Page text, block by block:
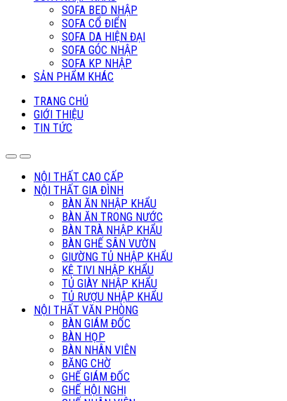
SOFA BED NHẬP
SOFA CỔ ĐIỂN
SOFA DA HIỆN ĐẠI
SOFA GÓC NHẬP
SOFA KP NHẬP
SẢN PHẨM KHÁC
TRANG CHỦ
GIỚI THIỆU
TIN TỨC
NỘI THẤT CAO CẤP
NỘI THẤT GIA ĐÌNH
BÀN ĂN NHẬP KHẨU
BÀN ĂN TRONG NƯỚC
BÀN TRÀ NHẬP KHẨU
BÀN GHẾ SÂN VƯỜN
GIƯỜNG TỦ NHẬP KHẨU
KỆ TIVI NHẬP KHẨU
TỦ GIÀY NHẬP KHẨU
TỦ RƯỢU NHẬP KHẨU
NỘI THẤT VĂN PHÒNG
BÀN GIÁM ĐỐC
BÀN HỌP
BÀN NHÂN VIÊN
BĂNG CHỜ
GHẾ GIÁM ĐỐC
GHẾ HỘI NGHỊ